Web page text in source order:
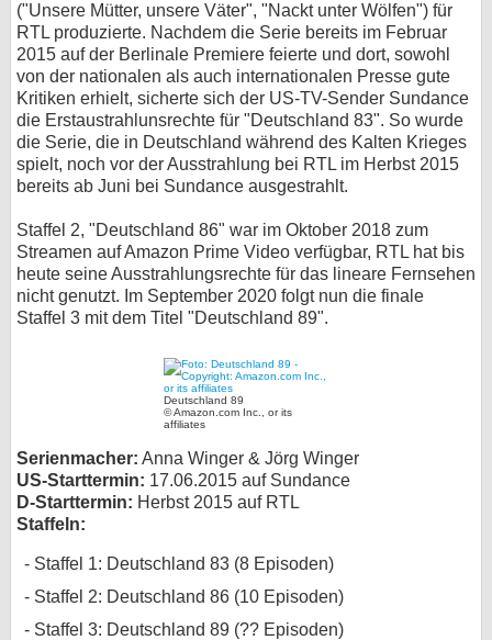
("Unsere Mütter, unsere Väter", "Nackt unter Wölfen") für
RTL produzierte. Nachdem die Serie bereits im Februar
2015 auf der Berlinale Premiere feierte und dort, sowohl
von der nationalen als auch internationalen Presse gute
Kritiken erhielt, sicherte sich der US-TV-Sender Sundance
die Erstaustrahlunsrechte für "Deutschland 83". So wurde
die Serie, die in Deutschland während des Kalten Krieges
spielt, noch vor der Ausstrahlung bei RTL im Herbst 2015
bereits ab Juni bei Sundance ausgestrahlt.
Staffel 2, "Deutschland 86" war im Oktober 2018 zum
Streamen auf Amazon Prime Video verfügbar, RTL hat bis
heute seine Ausstrahlungsrechte für das lineare Fernsehen
nicht genutzt. Im September 2020 folgt nun die finale
Staffel 3 mit dem Titel "Deutschland 89".
Deutschland 89
© Amazon.com Inc., or its
affiliates
Serienmacher: Anna Winger & Jörg Winger
US-Starttermin: 17.06.2015 auf Sundance
D-Starttermin: Herbst 2015 auf RTL
Staffeln:
Staffel 1: Deutschland 83 (8 Episoden)
Staffel 2: Deutschland 86 (10 Episoden)
Staffel 3: Deutschland 89 (?? Episoden)
SERVICE
Gewinnspiele
Forum
bei X
bei Facebook
Kontakt
Nutzungsbedingungen
Cookie-Einstellungen
Desktop-Ansicht
myFanbase